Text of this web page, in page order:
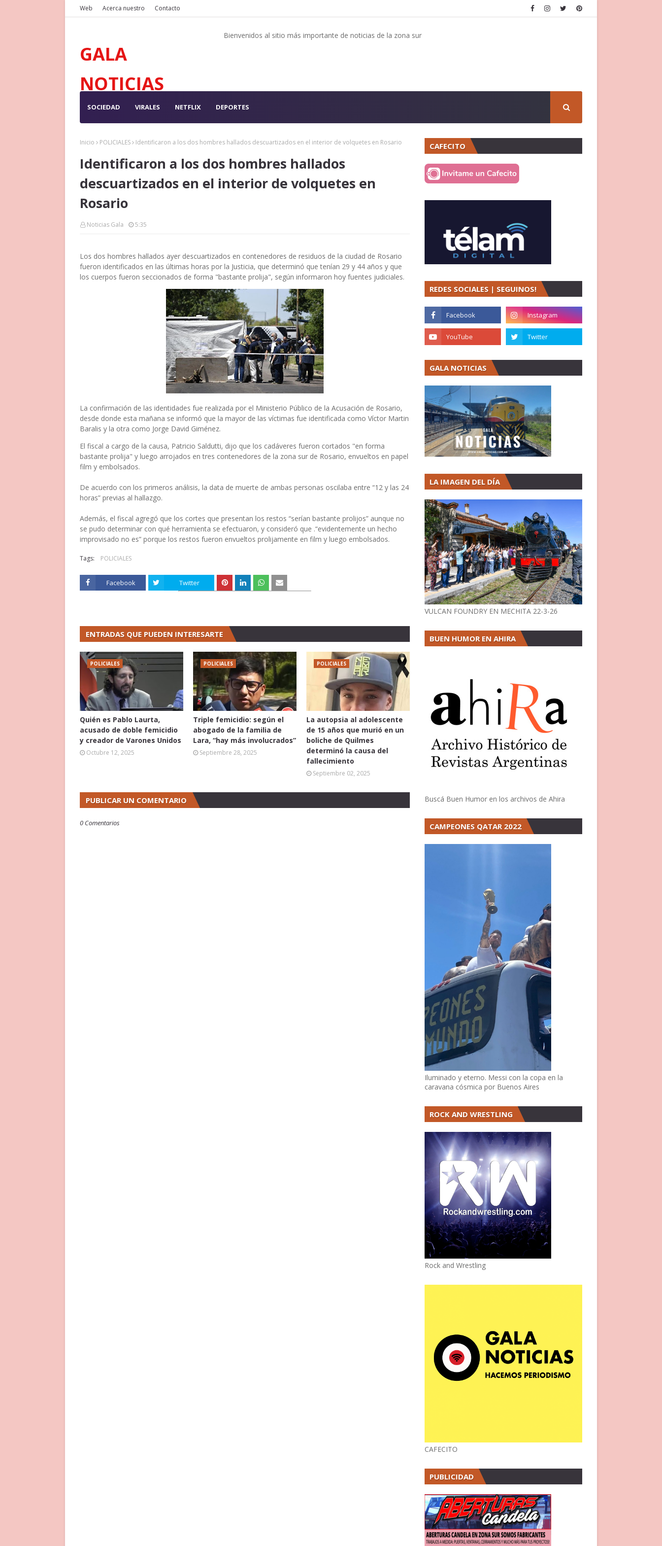
Web Acerca nuestro Contacto
GALA
NOTICIAS
Bienvenidos al sitio más importante de noticias de la zona sur
SOCIEDAD VIRALES NETFLIX DEPORTES
Inicio POLICIALES Identificaron a los dos hombres hallados descuartizados en el interior de volquetes en Rosario
Identificaron a los dos hombres hallados
descuartizados en el interior de volquetes en
Rosario
Noticias Gala 5:35
Los dos hombres hallados ayer descuartizados en contenedores de residuos de la ciudad de Rosario
fueron identificados en las últimas horas por la Justicia, que determinó que tenían 29 y 44 años y que
los cuerpos fueron seccionados de forma "bastante prolija", según informaron hoy fuentes judiciales.
La confirmación de las identidades fue realizada por el Ministerio Público de la Acusación de Rosario,
desde donde esta mañana se informó que la mayor de las víctimas fue identificada como Víctor Martin
Baralis y la otra como Jorge David Giménez.
El fiscal a cargo de la causa, Patricio Saldutti, dijo que los cadáveres fueron cortados "en forma
bastante prolija" y luego arrojados en tres contenedores de la zona sur de Rosario, envueltos en papel
film y embolsados.
De acuerdo con los primeros análisis, la data de muerte de ambas personas oscilaba entre “12 y las 24
horas” previas al hallazgo.
Además, el fiscal agregó que los cortes que presentan los restos “serían bastante prolijos” aunque no
se pudo determinar con qué herramienta se efectuaron, y consideró que .“evidentemente un hecho
improvisado no es” porque los restos fueron envueltos prolijamente en film y luego embolsados.
Tags: POLICIALES
Facebook Twitter
ENTRADAS QUE PUEDEN INTERESARTE
POLICIALES
Quién es Pablo Laurta,
acusado de doble femicidio
y creador de Varones Unidos
Octubre 12, 2025
POLICIALES
Triple femicidio: según el
abogado de la familia de
Lara, “hay más involucrados”
Septiembre 28, 2025
POLICIALES
La autopsia al adolescente
de 15 años que murió en un
boliche de Quilmes
determinó la causa del
fallecimiento
Septiembre 02, 2025
PUBLICAR UN COMENTARIO
0 Comentarios
CAFECITO
REDES SOCIALES | SEGUINOS!
GALA NOTICIAS
LA IMAGEN DEL DÍA
VULCAN FOUNDRY EN MECHITA 22-3-26
BUEN HUMOR EN AHIRA
Buscá Buen Humor en los archivos de Ahira
CAMPEONES QATAR 2022
Iluminado y eterno. Messi con la copa en la
caravana cósmica por Buenos Aires
ROCK AND WRESTLING
Rock and Wrestling
CAFECITO
PUBLICIDAD